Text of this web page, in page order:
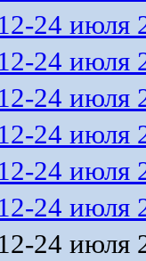
24 июля
24 июля
24 июля
24 июля
24 июля
24 июля
24 июля